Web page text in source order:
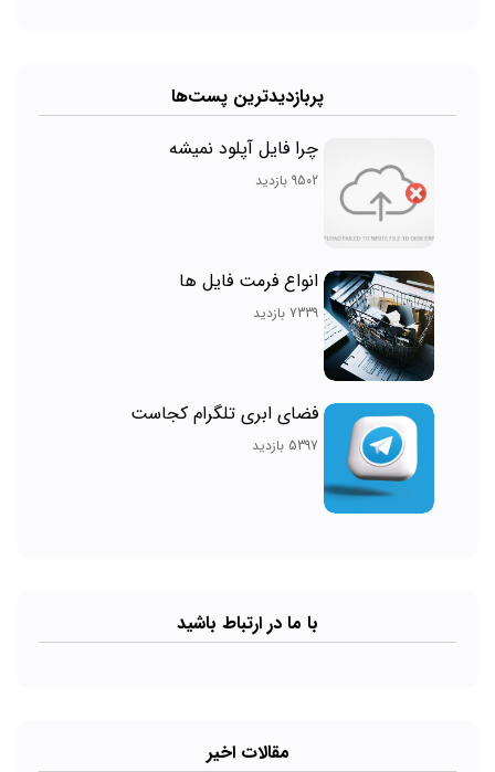
پربازدیدترین پست‌ها
چرا فایل آپلود نمیشه
9502 بازدید
انواع فرمت فایل ها
7339 بازدید
فضای ابری تلگرام کجاست
5397 بازدید
با ما در ارتباط باشید
مقالات اخیر